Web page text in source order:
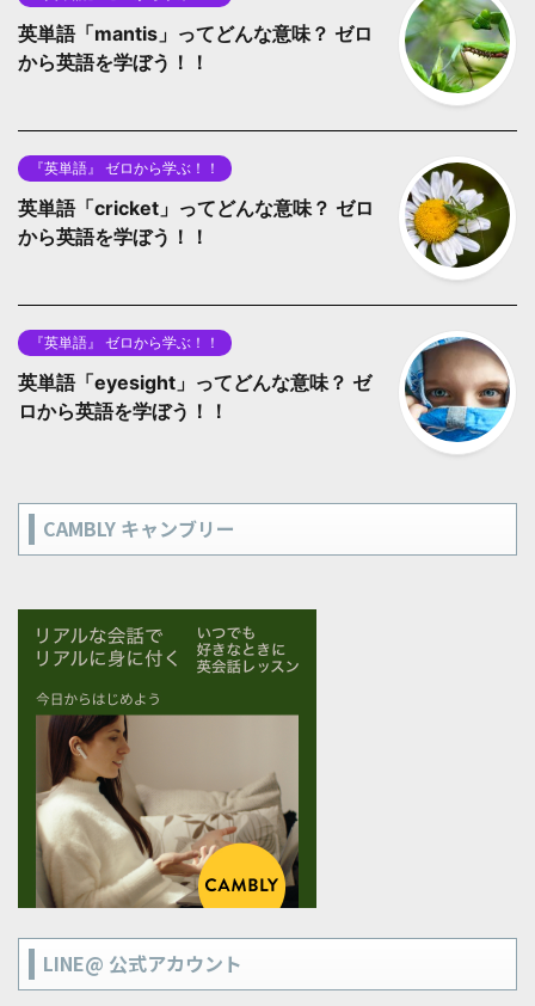
英単語「mantis」ってどんな意味？ ゼロ
から英語を学ぼう！！
『英単語』 ゼロから学ぶ！！
英単語「cricket」ってどんな意味？ ゼロ
から英語を学ぼう！！
『英単語』 ゼロから学ぶ！！
英単語「eyesight」ってどんな意味？ ゼ
ロから英語を学ぼう！！
CAMBLY キャンブリー
LINE@ 公式アカウント